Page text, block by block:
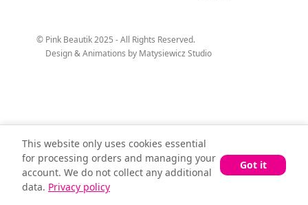
© Pink Beautik 2025 - All Rights Reserved.
Design & Animations by Matysiewicz Studio
This website only uses cookies essential
for processing orders and managing your
account. We do not collect any additional
data. Privacy policy
Got it